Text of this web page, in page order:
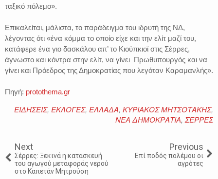
ταξικό πόλεμο».
Επικαλείται, μάλιστα, το παράδειγμα του ιδρυτή της ΝΔ,
λέγοντας ότι «ένα κόμμα το οποίο είχε και την ελίτ μαζί του,
κατάφερε ένα γιο δασκάλου απ’ το Κιούπκιοϊ στις Σέρρες,
άγνωστο και κόντρα στην ελίτ, να γίνει Πρωθυπουργός και να
γίνει και Πρόεδρος της Δημοκρατίας που λεγόταν Καραμανλής».
Πηγή: protothema.gr
ΕΙΔΗΣΕΙΣ, ΕΚΛΟΓΕΣ, ΕΛΛΑΔΑ, ΚΥΡΙΑΚΟΣ ΜΗΤΣΟΤΑΚΗΣ,
ΝΕΑ ΔΗΜΟΚΡΑΤΙΑ, ΣΕΡΡΕΣ
Next
Σέρρες: Ξεκινά η κατασκευή
του αγωγού μεταφοράς νερού
στο Καπετάν Μητρούση
Previous
Επί ποδός πολέμου οι
αγρότες